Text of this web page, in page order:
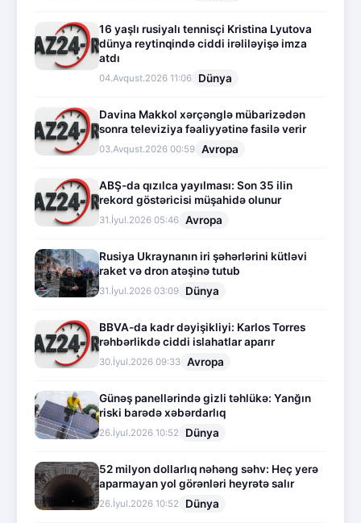
16 yaşlı rusiyalı tennisçi Kristina Lyutova
dünya reytinqində ciddi irəliləyişə imza
atdı
04.Avqust.2026 11:06 Dünya
Davina Makkol xərçənglə mübarizədən
sonra televiziya fəaliyyətinə fasilə verir
03.Avqust.2026 00:59 Avropa
ABŞ-da qızılca yayılması: Son 35 ilin
rekord göstəricisi müşahidə olunur
31.İyul.2026 05:46 Avropa
Rusiya Ukraynanın iri şəhərlərini kütləvi
raket və dron atəşinə tutub
31.İyul.2026 03:09 Dünya
BBVA-da kadr dəyişikliyi: Karlos Torres
rəhbərlikdə ciddi islahatlar aparır
30.İyul.2026 09:33 Avropa
Günəş panellərində gizli təhlükə: Yanğın
riski barədə xəbərdarlıq
26.İyul.2026 10:52 Dünya
52 milyon dollarlıq nəhəng səhv: Heç yerə
aparmayan yol görənləri heyrətə salır
26.İyul.2026 10:52 Dünya